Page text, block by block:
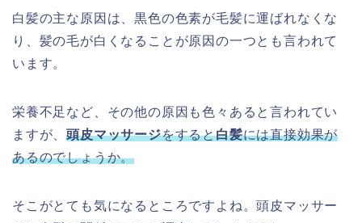
白髪の主な原因は、黒色の色素が毛髪に運ばれなくな
り、髪の毛が白くなることが原因の一つとも言われて
います。
栄養不足など、その他の原因も色々あると言われてい
ますが、頭皮マッサージをすると白髪には直接効果が
あるのでしょうか。
そこがとても気になるところですよね。頭皮マッサー